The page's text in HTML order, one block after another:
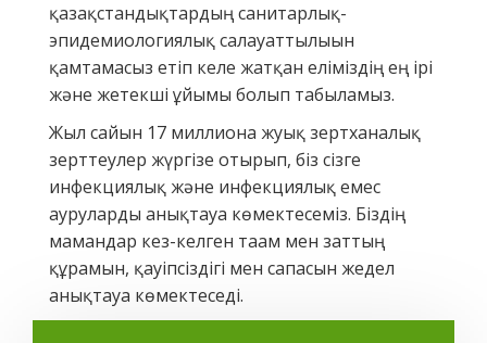
қазақстандықтардың санитарлық-
эпидемиологиялық салауаттылығын
қамтамасыз етіп келе жатқан еліміздің ең ірі
және жетекші ұйымы болып табыламыз.
Жыл сайын 17 миллионға жуық зертханалық
зерттеулер жүргізе отырып, біз сізге
инфекциялық және инфекциялық емес
ауруларды анықтауға көмектесеміз. Біздің
мамандар кез-келген тағам мен заттың
құрамын, қауіпсіздігі мен сапасын жедел
анықтауға көмектеседі.